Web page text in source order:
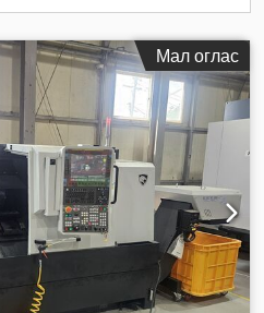
Мал оглас